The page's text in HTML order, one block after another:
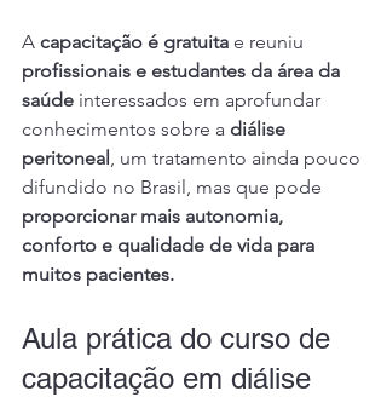
A capacitação é gratuita e reuniu
profissionais e estudantes da área da
saúde interessados em aprofundar
conhecimentos sobre a diálise
peritoneal , um tratamento ainda pouco
difundido no Brasil, mas que pode
proporcionar mais autonomia,
conforto e qualidade de vida para
muitos pacientes.
Aula prática do curso de
capacitação em diálise